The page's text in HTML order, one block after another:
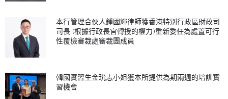
本行管理合伙人鍾國輝律師獲香港特別行政區財政司
司長 (根據行政長官轉授的權力)重新委任為處置可行
性覆檢審裁處審裁團成員
韓國實習生金玧志小姐獲本所提供為期兩週的培訓實
習機會